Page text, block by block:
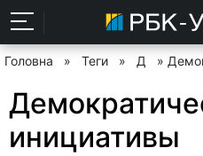
Головна » Теги » Д »
инициативы